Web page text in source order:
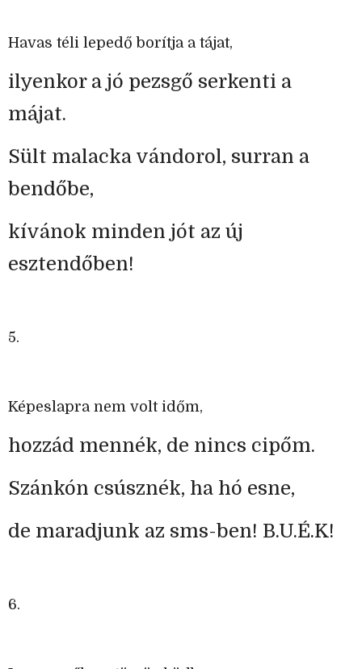
Havas téli lepedő borítja a tájat,
ilyenkor a jó pezsgő serkenti a
májat.
Sült malacka vándorol, surran a
bendőbe,
kívánok minden jót az új
esztendőben!
5.
Képeslapra nem volt időm,
hozzád mennék, de nincs cipőm.
Szánkón csúsznék, ha hó esne,
de maradjunk az sms-ben! B.U.É.K!
6.